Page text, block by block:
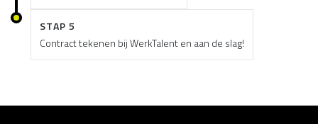
STAP 5
Contract tekenen bij WerkTalent en aan de slag!